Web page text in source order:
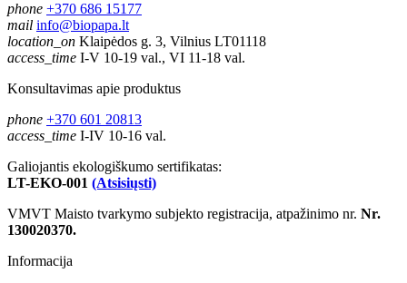
phone +370 686 15177
mail info@biopapa.lt
location_on Klaipėdos g. 3, Vilnius LT01118
access_time I-V 10-19 val., VI 11-18 val.
Konsultavimas apie produktus
phone +370 601 20813
access_time I-IV 10-16 val.
Galiojantis ekologiškumo sertifikatas:
LT-EKO-001 (Atsisiųsti)
VMVT Maisto tvarkymo subjekto registracija, atpažinimo nr. Nr.
130020370.
Informacija